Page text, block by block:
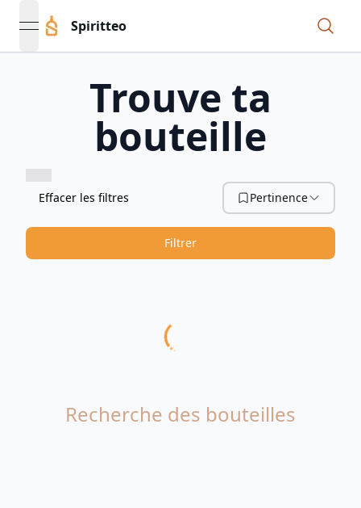
open navigation menu
Spiritteo
Trouve ta
bouteille
Effacer les filtres Pertinence
Filtrer
Recherche des bouteilles